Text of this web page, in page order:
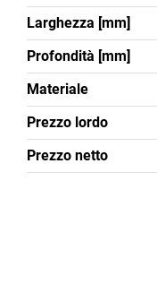
Larghezza [mm]
Profondità [mm]
Materiale
Prezzo lordo
Prezzo netto